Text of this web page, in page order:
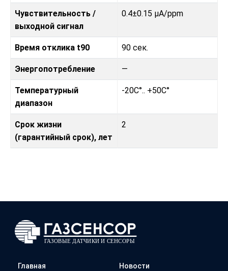
Чувствительность /
выходной сигнал
0.4±0.15 µA/ppm
Время отклика t90 90 сек.
Энергопотребление —
Температурный
диапазон
-20C°.. +50C°
Срок жизни
(гарантийный срок), лет
2
Главная Новости